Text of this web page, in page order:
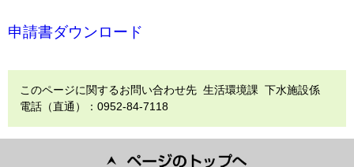
申請書ダウンロード
このページに関するお問い合わせ先 生活環境課 下水施設係
電話（直通）：0952-84-7118